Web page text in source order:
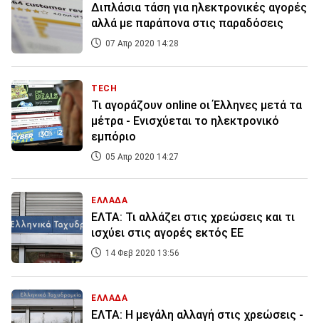
Διπλάσια τάση για ηλεκτρονικές αγορές
αλλά με παράπονα στις παραδόσεις
07 Απρ 2020 14:28
TECH
Τι αγοράζουν online οι Έλληνες μετά τα
μέτρα - Ενισχύεται το ηλεκτρονικό
εμπόριο
05 Απρ 2020 14:27
ΕΛΛΑΔΑ
ΕΛΤΑ: Τι αλλάζει στις χρεώσεις και τι
ισχύει στις αγορές εκτός ΕΕ
14 Φεβ 2020 13:56
ΕΛΛΑΔΑ
ΕΛΤΑ: Η μεγάλη αλλαγή στις χρεώσεις -